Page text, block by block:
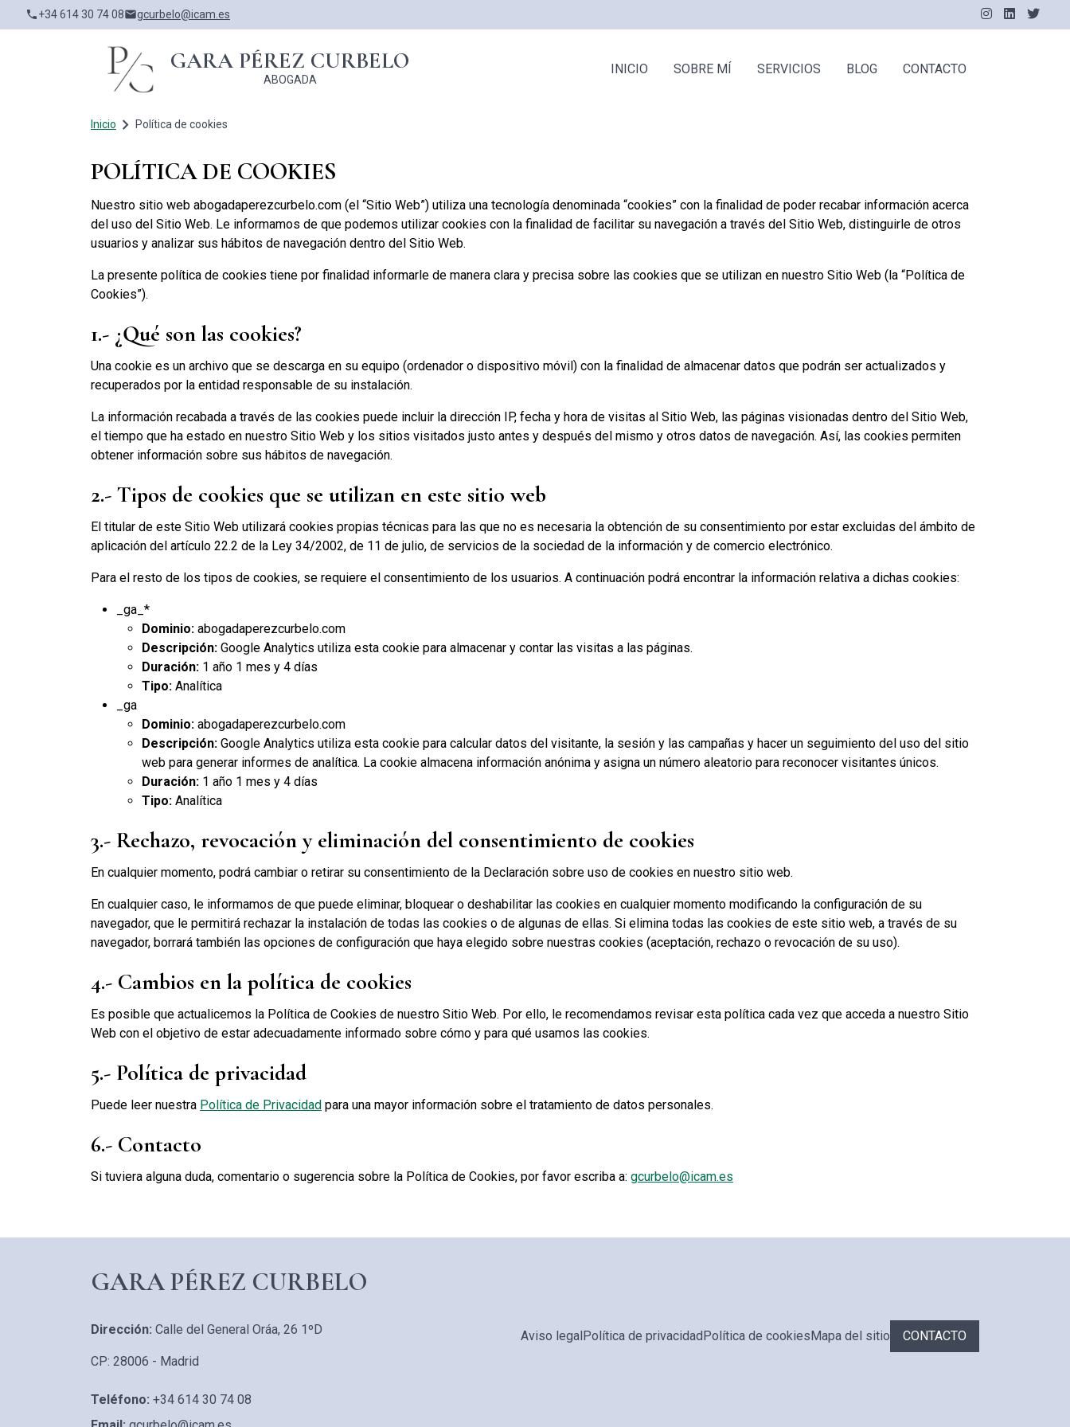
Pasar
al
phone+34 614 30 74 08emailgcurbelo@icam.es
GARA PÉREZ CURBELO
ABOGADA
NAVEGACIÓN PRINCIPAL
INICIO SOBRE MÍ SERVICIOS BLOG CONTACTO
RUTA DE NAVEGACIÓN
Inicio navigate_next Política de cookies
POLÍTICA DE COOKIES
Nuestro sitio web abogadaperezcurbelo.com (el “Sitio Web”) utiliza una tecnología denominada “cookies” con la finalidad de poder recabar información acerca
del uso del Sitio Web. Le informamos de que podemos utilizar cookies con la finalidad de facilitar su navegación a través del Sitio Web, distinguirle de otros
usuarios y analizar sus hábitos de navegación dentro del Sitio Web.
La presente política de cookies tiene por finalidad informarle de manera clara y precisa sobre las cookies que se utilizan en nuestro Sitio Web (la “Política de
Cookies”).
1.- ¿Qué son las cookies?
Una cookie es un archivo que se descarga en su equipo (ordenador o dispositivo móvil) con la finalidad de almacenar datos que podrán ser actualizados y
recuperados por la entidad responsable de su instalación.
La información recabada a través de las cookies puede incluir la dirección IP, fecha y hora de visitas al Sitio Web, las páginas visionadas dentro del Sitio Web,
el tiempo que ha estado en nuestro Sitio Web y los sitios visitados justo antes y después del mismo y otros datos de navegación. Así, las cookies permiten
obtener información sobre sus hábitos de navegación.
2.- Tipos de cookies que se utilizan en este sitio web
El titular de este Sitio Web utilizará cookies propias técnicas para las que no es necesaria la obtención de su consentimiento por estar excluidas del ámbito de
aplicación del artículo 22.2 de la Ley 34/2002, de 11 de julio, de servicios de la sociedad de la información y de comercio electrónico.
Para el resto de los tipos de cookies, se requiere el consentimiento de los usuarios. A continuación podrá encontrar la información relativa a dichas cookies:
_ga_*
Dominio: abogadaperezcurbelo.com
Descripción: Google Analytics utiliza esta cookie para almacenar y contar las visitas a las páginas.
Duración: 1 año 1 mes y 4 días
Tipo: Analítica
_ga
Dominio: abogadaperezcurbelo.com
Descripción: Google Analytics utiliza esta cookie para calcular datos del visitante, la sesión y las campañas y hacer un seguimiento del uso del sitio
web para generar informes de analítica. La cookie almacena información anónima y asigna un número aleatorio para reconocer visitantes únicos.
Duración: 1 año 1 mes y 4 días
Tipo: Analítica
3.- Rechazo, revocación y eliminación del consentimiento de cookies
En cualquier momento, podrá cambiar o retirar su consentimiento de la Declaración sobre uso de cookies en nuestro sitio web.
En cualquier caso, le informamos de que puede eliminar, bloquear o deshabilitar las cookies en cualquier momento modificando la configuración de su
navegador, que le permitirá rechazar la instalación de todas las cookies o de algunas de ellas. Si elimina todas las cookies de este sitio web, a través de su
navegador, borrará también las opciones de configuración que haya elegido sobre nuestras cookies (aceptación, rechazo o revocación de su uso).
4.- Cambios en la política de cookies
Es posible que actualicemos la Política de Cookies de nuestro Sitio Web. Por ello, le recomendamos revisar esta política cada vez que acceda a nuestro Sitio
Web con el objetivo de estar adecuadamente informado sobre cómo y para qué usamos las cookies.
5.- Política de privacidad
Puede leer nuestra Política de Privacidad para una mayor información sobre el tratamiento de datos personales.
6.- Contacto
Si tuviera alguna duda, comentario o sugerencia sobre la Política de Cookies, por favor escriba a: gcurbelo@icam.es
GARA PÉREZ CURBELO
Dirección: Calle del General Oráa, 26 1ºD
CP: 28006 - Madrid
Teléfono: +34 614 30 74 08
PIE DE PÁGINA
Aviso legalPolítica de privacidadPolítica de cookiesMapa del sitio CONTACTO